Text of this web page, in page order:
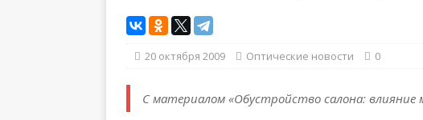
20 октября 2009 Оптические новости 0
С материалом «Обустройство салона: